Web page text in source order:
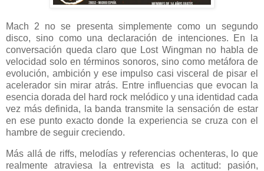
Mach 2 no se presenta simplemente como un segundo
disco, sino como una declaración de intenciones. En la
conversación queda claro que Lost Wingman no habla de
velocidad solo en términos sonoros, sino como metáfora de
evolución, ambición y ese impulso casi visceral de pisar el
acelerador sin mirar atrás. Entre influencias que evocan la
esencia dorada del hard rock melódico y una identidad cada
vez más definida, la banda transmite la sensación de estar
en ese punto exacto donde la experiencia se cruza con el
hambre de seguir creciendo.
Más allá de riffs, melodías y referencias ochenteras, lo que
realmente atraviesa la entrevista es la actitud: pasión,